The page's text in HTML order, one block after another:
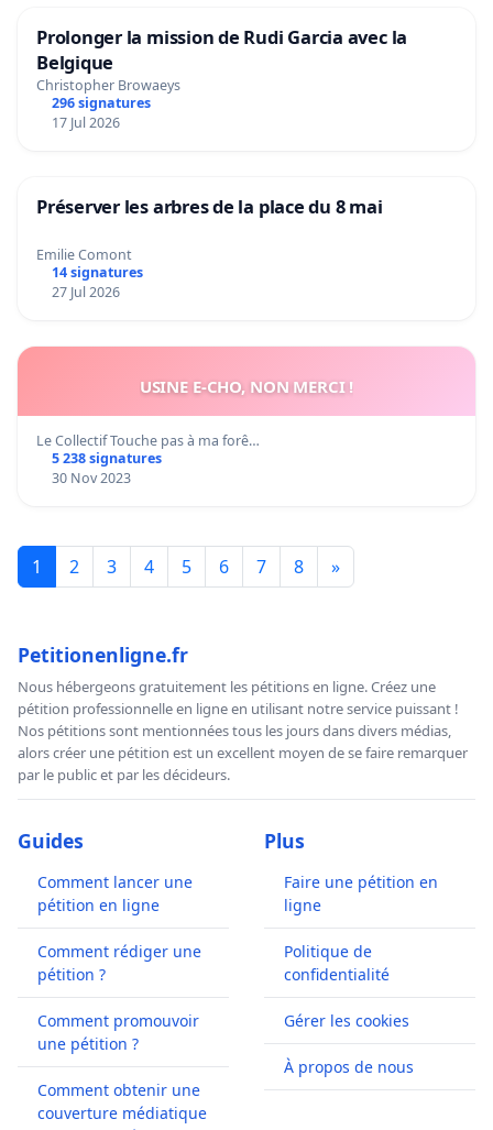
Prolonger la mission de Rudi Garcia avec la
Belgique
Christopher Browaeys
296 signatures
17 Jul 2026
Préserver les arbres de la place du 8 mai
Emilie Comont
14 signatures
27 Jul 2026
USINE E-CHO, NON MERCI !
Le Collectif Touche pas à ma forê…
5 238 signatures
30 Nov 2023
1 2 3 4 5 6 7 8 »
Petitionenligne.fr
Nous hébergeons gratuitement les pétitions en ligne. Créez une
pétition professionnelle en ligne en utilisant notre service puissant !
Nos pétitions sont mentionnées tous les jours dans divers médias,
alors créer une pétition est un excellent moyen de se faire remarquer
par le public et par les décideurs.
Guides
Comment lancer une
pétition en ligne
Comment rédiger une
pétition ?
Comment promouvoir
une pétition ?
Comment obtenir une
couverture médiatique
Plus
Faire une pétition en
ligne
Politique de
confidentialité
Gérer les cookies
À propos de nous